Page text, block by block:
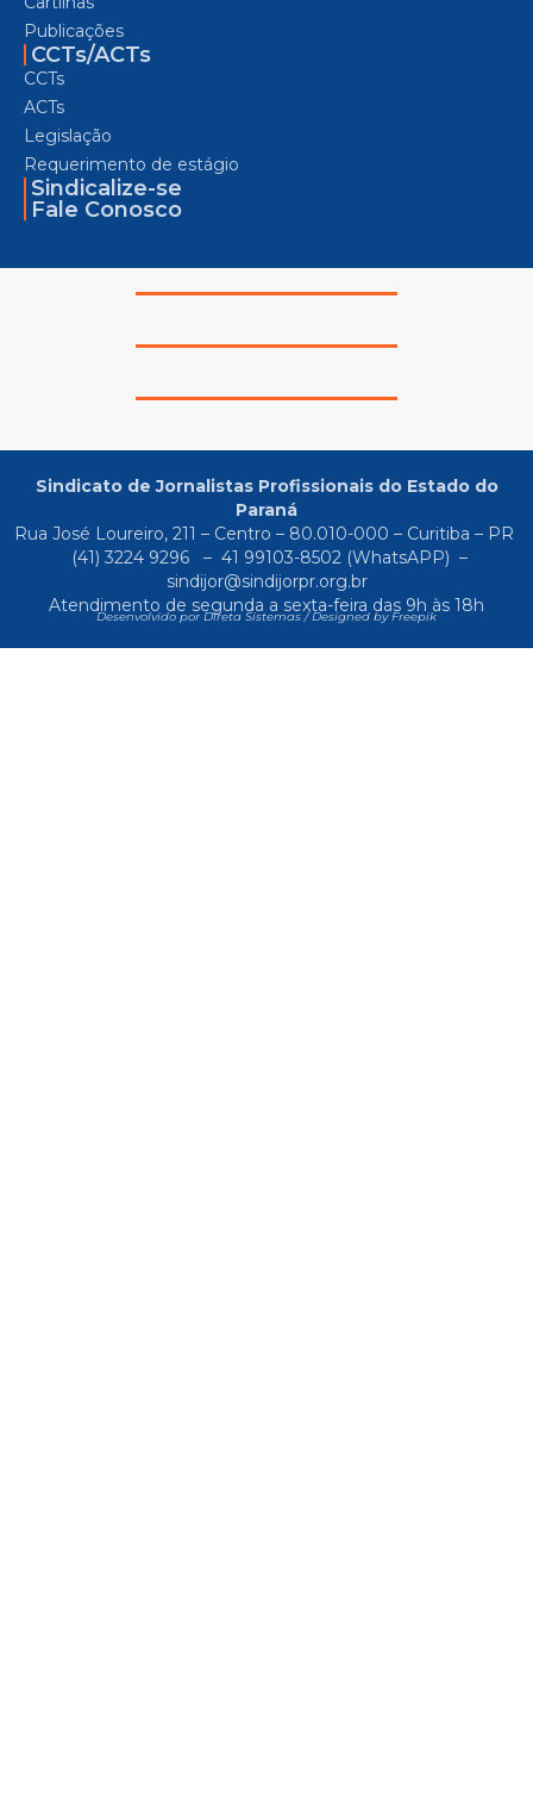
Publicações
CCTs/ACTs
CCTs
ACTs
Legislação
Requerimento de estágio
Sindicalize-se
Fale Conosco
Sindicato de Jornalistas Profissionais do Estado do
Paraná
Rua José Loureiro, 211 – Centro – 80.010-000 – Curitiba – PR
(41) 3224 9296
– 41 99103-8502(WhatsAPP) –
sindijor@sindijorpr.org.br
Atendimento de segunda a sexta-feira das 9h às 18h
Desenvolvido por Direta Sistemas /Designed by Freepik